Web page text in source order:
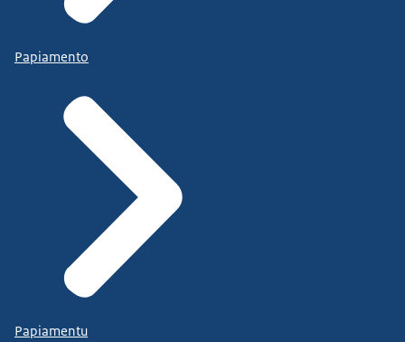
Papiamento
Papiamentu